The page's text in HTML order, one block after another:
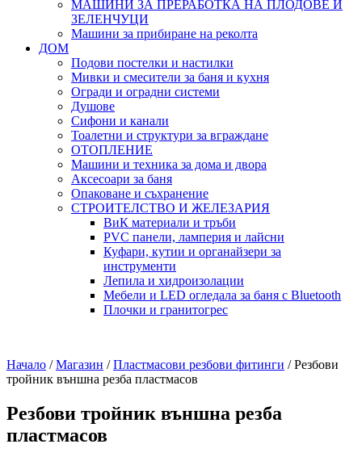
МАШИНИ ЗА ПРЕРАБОТКА НА ПЛОДОВЕ И
ЗЕЛЕНЧУЦИ
Машини за прибиране на реколта
ДОМ
Подови постелки и настилки
Мивки и смесители за баня и кухня
Огради и оградни системи
Душове
Сифони и канали
Тоалетни и структури за вграждане
ОТОПЛЕНИЕ
Машини и техника за дома и двора
Аксесоари за баня
Опаковане и съхранение
СТРОИТЕЛСТВО И ЖЕЛЕЗАРИЯ
ВиК материали и тръби
PVC панели, ламперия и лайсни
Куфари, кутии и органайзери за
инструменти
Лепила и хидроизолации
Мебели и LED огледала за баня с Bluetooth
Плочки и гранитогрес
Начало / Магазин / Пластмасови резбови фитинги / Резбови
тройник външна резба пластмасов
Резбови тройник външна резба
пластмасов